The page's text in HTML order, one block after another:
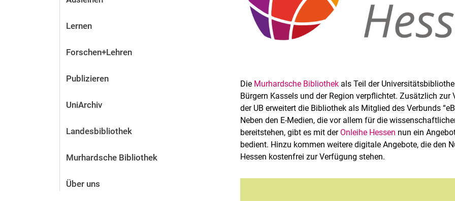
Lernen
Forschen+Lehren
Publizieren
UniArchiv
Landesbibliothek
Murhardsche Bibliothek
Über uns
Die Murhardsche Bibliothek als Teil der
Bürgern Kassels und der Region verpflichtet. Zusätzlich
der UB erweitert die Bibliothek als Mitglied des Verbunds
Neben den E-Medien, die vor allem für die
bereitstehen, gibt es mit der Onleihe Hessen nun ein
bedient. Hinzu kommen weitere digitale Angebote, die den
Hessen kostenfrei zur Verfügung stehen.